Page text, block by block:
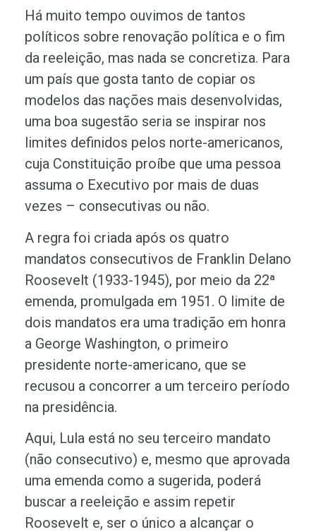
Há muito tempo ouvimos de tantos
políticos sobre renovação política e o fim
da reeleição, mas nada se concretiza. Para
um país que gosta tanto de copiar os
modelos das nações mais desenvolvidas,
uma boa sugestão seria se inspirar nos
limites definidos pelos norte-americanos,
cuja Constituição proíbe que uma pessoa
assuma o Executivo por mais de duas
vezes – consecutivas ou não.
A regra foi criada após os quatro
mandatos consecutivos de Franklin Delano
Roosevelt (1933-1945), por meio da 22ª
emenda, promulgada em 1951. O limite de
dois mandatos era uma tradição em honra
a George Washington, o primeiro
presidente norte-americano, que se
recusou a concorrer a um terceiro período
na presidência.
Aqui, Lula está no seu terceiro mandato
(não consecutivo) e, mesmo que aprovada
uma emenda como a sugerida, poderá
buscar a reeleição e assim repetir
Roosevelt e, ser o único a alcançar o